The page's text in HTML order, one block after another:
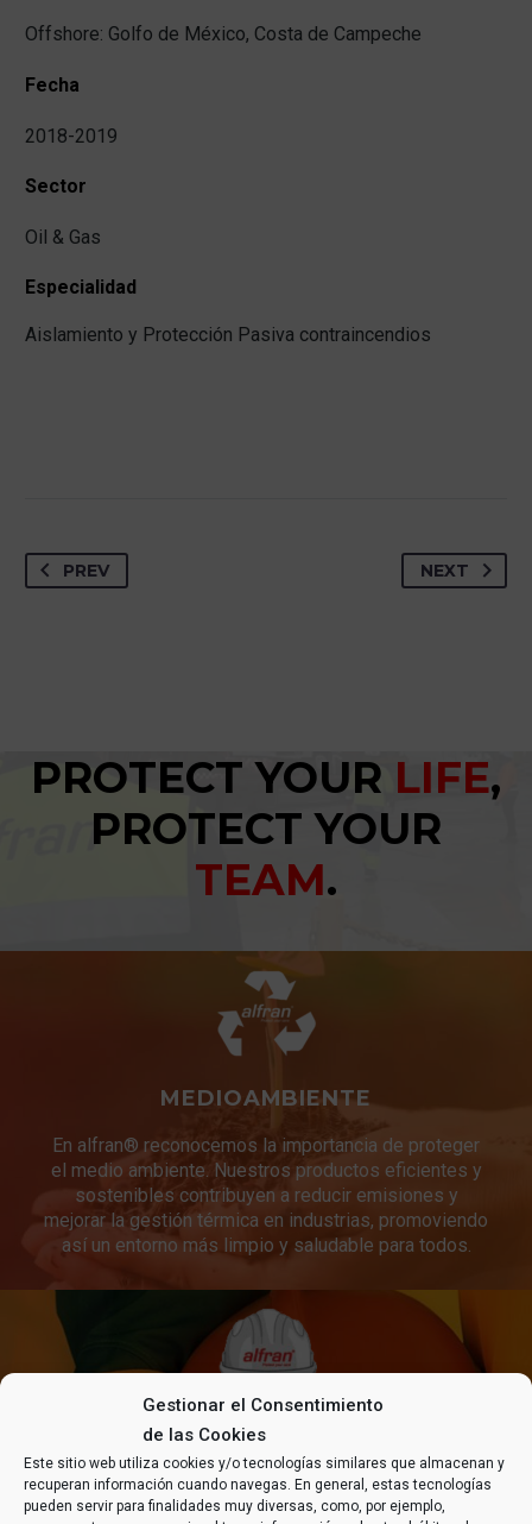
Gestionar el Consentimiento
de las Cookies
Este sitio web utiliza cookies y/o tecnologías similares que almacenan y
recuperan información cuando navegas. En general, estas tecnologías
pueden servir para finalidades muy diversas, como, por ejemplo,
Offshore: Golfo de México, Costa de Campeche
Fecha
2018-2019
Sector
Oil & Gas
Especialidad
Aislamiento y Protección Pasiva contraincendios
PREV NEXT
PROTECT YOUR LIFE,
PROTECT YOUR
TEAM.
MEDIOAMBIENTE
En alfran® reconocemos la importancia de proteger
el medio ambiente. Nuestros productos eficientes y
sostenibles contribuyen a reducir emisiones y
mejorar la gestión térmica en industrias, promoviendo
así un entorno más limpio y saludable para todos.
SEGURIDAD Y SALUD
Es de vital importancia que todas las tareas se
realicen en óptimas condiciones de seguridad y salud